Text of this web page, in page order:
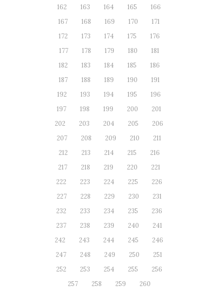
162
163 164 165
166
167
168 169 170
171
172
173 174 175
176
177
178 179 180
181
182
183 184 185
186
187
188 189 190
191
192
193 194 195
196
197
198 199 200
201
202
203 204 205
206
207
208 209 210
211
212
213 214 215
216
217
218 219 220
221
222
223 224 225
226
227
228 229 230
231
232
233 234 235
236
237
238 239 240
241
242
243 244 245
246
247
248 249 250
251
252
253 254 255
256
257
258 259 260